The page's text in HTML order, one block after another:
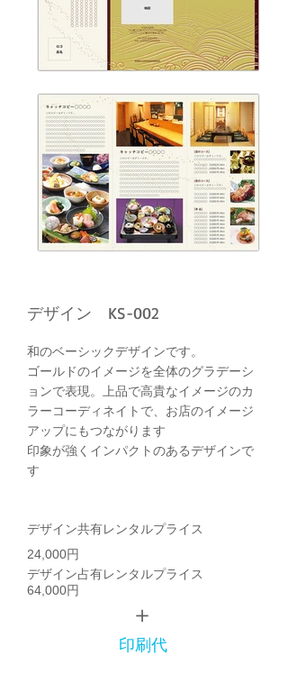
デザイン KS-002
和のベーシックデザインです。
ゴールドのイメージを全体のグラデーシ
ョンで表現。上品で高貴なイメージのカ
ラーコーディネイトで、お店のイメージ
アップにもつながります
印象が強くインパクトのあるデザインで
す
デザイン共有レンタルプライス
24,000円
デザイン占有レンタルプライス
64,000円
＋
印刷代